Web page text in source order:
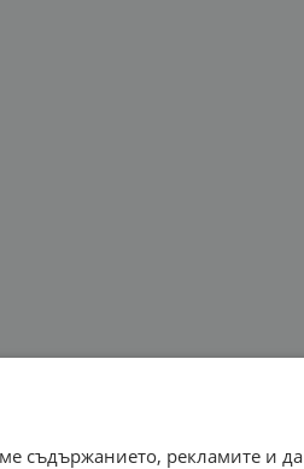
съдържанието, рекламите и да